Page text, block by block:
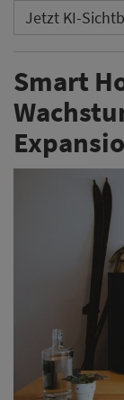
Jetzt KI-
Smart